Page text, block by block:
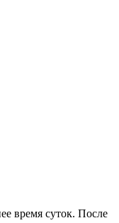
время суток. После